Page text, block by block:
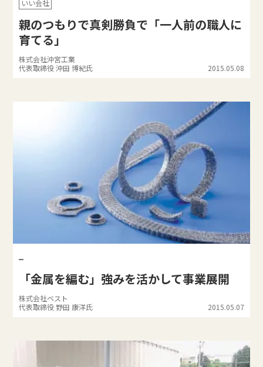
いい会社
親のつもりで真剣勝負で「一人前の職人に
育てる」
株式会社沖宮工業
代表取締役 沖田 博紀氏
2015.05.08
「金属を編む」強みを活かして事業展開
株式会社ベスト
代表取締役 野田 康洋氏
2015.05.07